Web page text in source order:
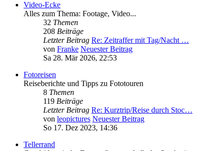
Video-Ecke
Alles zum Thema: Footage, Video...
32 Themen
208 Beiträge
Letzter Beitrag Re: Zeitraffer mit Tag/Nacht …
von Franke Neuester Beitrag
Sa 28. Mär 2026, 22:53
Fotoreisen
Reiseberichte und Tipps zu Fototouren
8 Themen
119 Beiträge
Letzter Beitrag Re: Kurztrip/Reise durch Stoc…
von leopictures Neuester Beitrag
So 17. Dez 2023, 14:36
Tellerrand